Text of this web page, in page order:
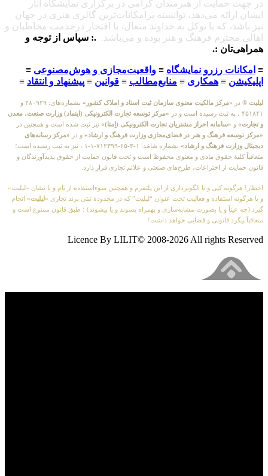
در جهت حمایت از هنرمندان گرامی در برگزاری نمایشگاه آثار
ایشان ارائه می‌دهد، توانسته پرامکانات‌ترین گالری هنری در جهان
نیز باشد، که با توکل به خداوند متعال، با افتخار درخدمت مخاطبان و
اهالی محترم فرهنگ و هنر بوده و می‌باشد. .: سپاس از توجه و
همراهی‌تان :.
≡ امکانات رزرو نمایشگاه ≡ واقعیت‌مجازی و هوش‌مصنوعی ≡
اپلیکیشن ≡ همکاری ≡ منابع‌مطالب ≡ قوانین ≡ پیشنهاد و انتقاد ≡
لیلیت ® در «مرکز مالکیت معنوی سازمان ثبت اسناد و املاک کشور»
بشماره‌های: ۲۸۰۹۲۹ و
۴۵۱۸۴۱ ، به ثبت رسیده است و در
«مرکز توسعه تجارت الکترونیکی (اینماد) وزارت صنعت، معدن
و تجارت» و «سامانه احراز مشتریان تجارت الکترونیکی (اِمتا)» نیز ثبت شده است و همچنین در
«مرکز توسعه فرهنگ و هنر در فضای‌مجازی وزارت فرهنگ و ارشاد» و در «مرکز رسانه‌های
دیجیتال وزارت فرهنگ و ارشاد»
بشماره شامَد: ۱-۳-۶۵-۷۱۲۳۹۹-۱-۱ ، نیز به ثبت رسیده است؛
متعاقباً کلیهٔ حقوق مادی و معنوی محفوظ است و تحت قانون حمایت از حقوق پدیدآورندگان و
قانون حمایت از اختراعات، طرح‌های صنعتی و علائم تجاری قرار دارد.
اخطار! هرگونه کپی و یا الگوبرداری از این پلتفرم و همچنین سوءاستفاده از نام و یا نشان «لیلیت»
و یا هرگونه استفاده و فعالیت تحت عنوان “لیلیت” که در محدودهٔ ثبتی برند تجاری «لیلیت» انجام
گیرد (چه عیناً و یا بصورت مشابه‌سازی و بهمراه پسوند و یا پیشوند) ؛ طبق قانون ممنوع است و
متعاقباً پیگرد قانونی و قضایی خواهد داشت!
Licence By LILIT© 2008-2026 All rights Reserved